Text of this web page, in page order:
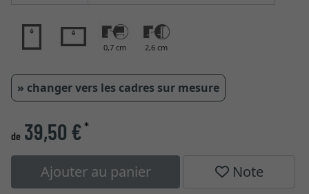
0,7 cm 2,6 cm
» changer vers les cadres sur mesure
de 39,50 €*
Ajouter au panier Note